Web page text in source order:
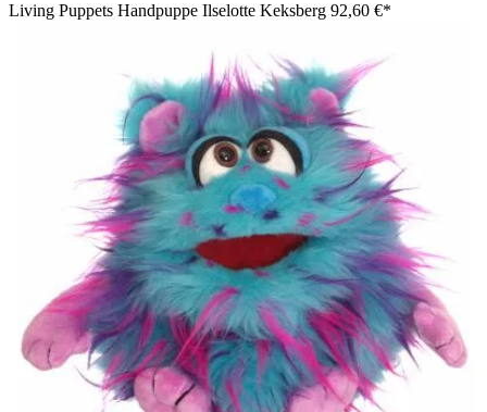
Living Puppets Handpuppe Ilselotte Keksberg 92,60 €*